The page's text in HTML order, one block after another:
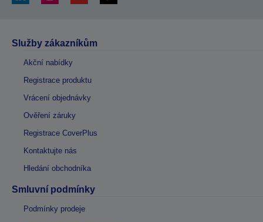
Služby zákazníkům
Akční nabídky
Registrace produktu
Vrácení objednávky
Ověření záruky
Registrace CoverPlus
Kontaktujte nás
Hledání obchodníka
Smluvní podmínky
Podmínky prodeje